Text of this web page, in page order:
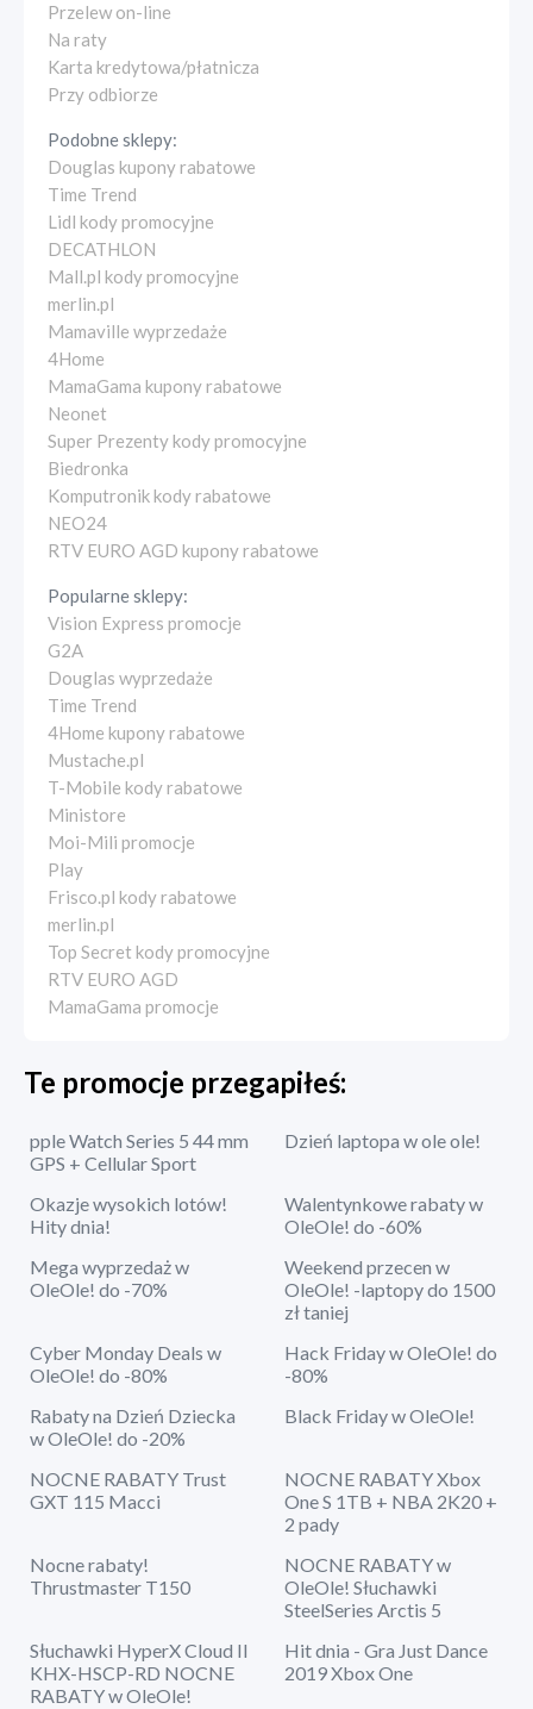
Przelew on-line
Na raty
Karta kredytowa/płatnicza
Przy odbiorze
Podobne sklepy:
Douglas kupony rabatowe
Time Trend
Lidl kody promocyjne
DECATHLON
Mall.pl kody promocyjne
merlin.pl
Mamaville wyprzedaże
4Home
MamaGama kupony rabatowe
Neonet
Super Prezenty kody promocyjne
Biedronka
Komputronik kody rabatowe
NEO24
RTV EURO AGD kupony rabatowe
Popularne sklepy:
Vision Express promocje
G2A
Douglas wyprzedaże
Time Trend
4Home kupony rabatowe
Mustache.pl
T-Mobile kody rabatowe
Ministore
Moi-Mili promocje
Play
Frisco.pl kody rabatowe
merlin.pl
Top Secret kody promocyjne
RTV EURO AGD
MamaGama promocje
Te promocje przegapiłeś:
pple Watch Series 5 44 mm
GPS + Cellular Sport
Dzień laptopa w ole ole!
Okazje wysokich lotów!
Hity dnia!
Walentynkowe rabaty w
OleOle! do -60%
Mega wyprzedaż w
OleOle! do -70%
Weekend przecen w
OleOle! -laptopy do 1500
zł taniej
Cyber Monday Deals w
OleOle! do -80%
Hack Friday w OleOle! do
-80%
Rabaty na Dzień Dziecka
w OleOle! do -20%
Black Friday w OleOle!
NOCNE RABATY Trust
GXT 115 Macci
NOCNE RABATY Xbox
One S 1TB + NBA 2K20 +
2 pady
Nocne rabaty!
Thrustmaster T150
NOCNE RABATY w
OleOle! Słuchawki
SteelSeries Arctis 5
Słuchawki HyperX Cloud II
KHX-HSCP-RD NOCNE
RABATY w OleOle!
Hit dnia - Gra Just Dance
2019 Xbox One